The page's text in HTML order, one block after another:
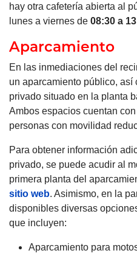
hay otra cafetería abierta al
lunes a viernes de 08:30 a
Aparcamiento
En las inmediaciones del
un aparcamiento público, así
privado situado en la planta
Ambos espacios cuentan
personas con movilidad
Para obtener información
privado, se puede acudir al
primera planta del
sitio web. Asimismo, en la
disponibles diversas
que incluyen:
Aparcamiento para